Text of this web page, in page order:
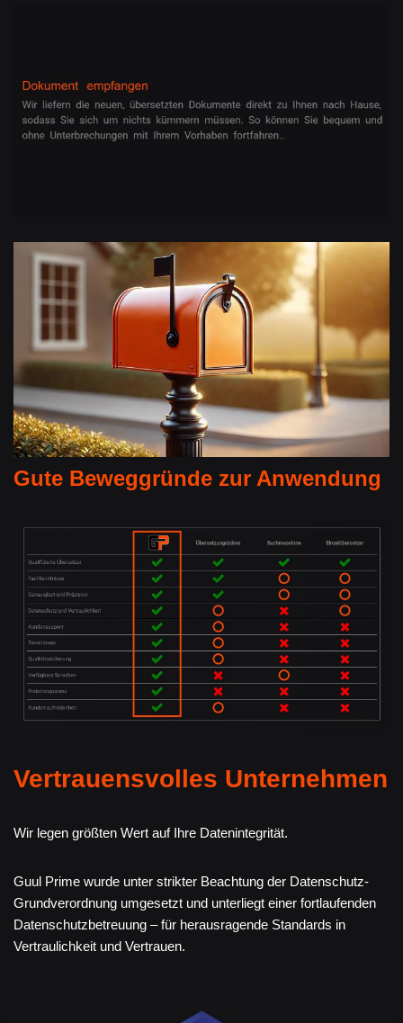
Gute Beweggründe zur Anwendung
Vertrauensvolles Unternehmen
Wir legen größten Wert auf Ihre Datenintegrität.
Guul Prime wurde unter strikter Beachtung der Datenschutz-
Grundverordnung umgesetzt und unterliegt einer fortlaufenden
Datenschutzbetreuung – für herausragende Standards in
Vertraulichkeit und Vertrauen.